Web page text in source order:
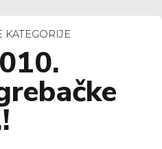
KATEGORIJE